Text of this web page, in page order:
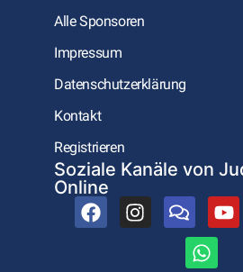
Alle Sponsoren
Impressum
Datenschutzerklärung
Kontakt
Registrieren
Soziale Kanäle von
Online